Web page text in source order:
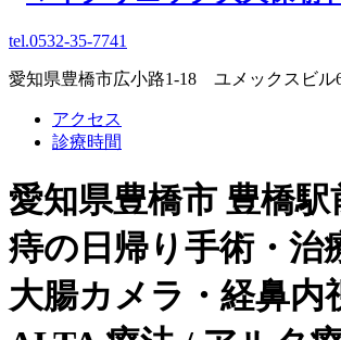
tel.0532-35-7741
愛知県豊橋市広小路1-18 ユメックスビル
アクセス
診療時間
愛知県豊橋市 豊橋
痔の日帰り手術・
大腸カメラ・経鼻